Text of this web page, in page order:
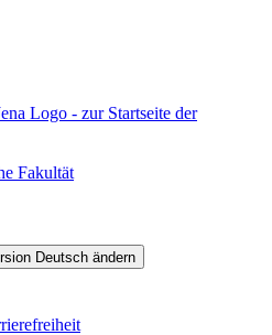
Logo - zur Startseite der
Fakultät
Deutsch ändern